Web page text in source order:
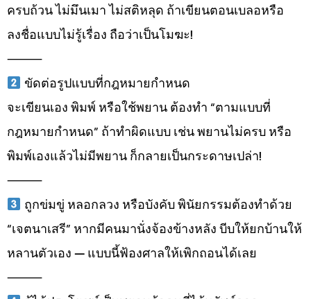
ครบถ้วน ไม่มึนเมา ไม่สติหลุด ถ้าเขียนตอนเบลอหรือ
ลงชื่อแบบไม่รู้เรื่อง ถือว่าเป็นโมฆะ!
⸻
ขัดต่อรูปแบบที่กฎหมายกำหนด
จะเขียนเอง พิมพ์ หรือใช้พยาน ต้องทำ “ตามแบบที่
กฎหมายกำหนด” ถ้าทำผิดแบบ เช่น พยานไม่ครบ หรือ
พิมพ์เองแล้วไม่มีพยาน ก็กลายเป็นกระดาษเปล่า!
⸻
ถูกข่มขู่ หลอกลวง หรือบังคับ พินัยกรรมต้องทำด้วย
“เจตนาเสรี” หากมีคนมานั่งจ้องข้างหลัง บีบให้ยกบ้านให้
หลานตัวเอง — แบบนี้ฟ้องศาลให้เพิกถอนได้เลย
⸻